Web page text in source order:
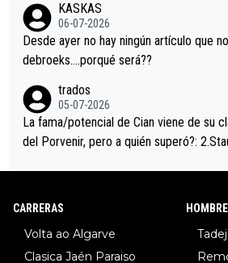
eta, a ver si por querer poner a Del Toro
ción de podio UAE y Pojacar se van
KASKAS
06-07-2026
Desde ayer no hay ningún artículo que no se
debroeks….porqué será??
trados
05-07-2026
La fama/potencial de Cian viene de su
del Porvenir, pero a quién superó?:
8.Lenny Martinez (Bahrein), 9. Van Belle
CARRERAS
Volta ao Algarve
Clasica Jaén Paraiso